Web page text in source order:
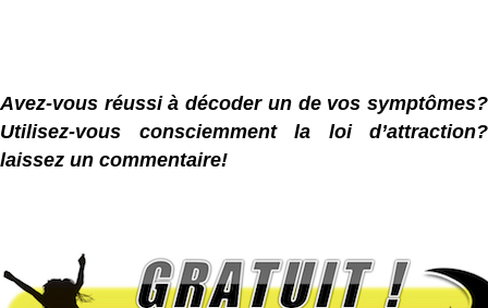
Avez-vous réussi à décoder un de vos symptômes?
Utilisez-vous consciemment la loi d’attraction?
laissez un commentaire!